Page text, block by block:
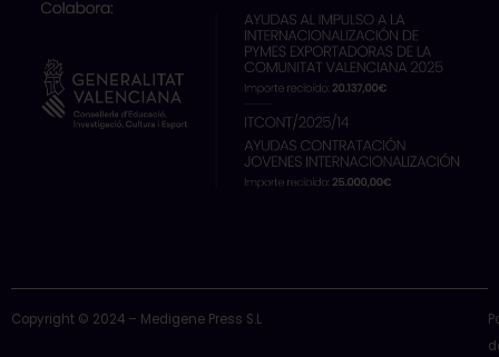
e i
n
r
a
m
Copyright © 2024 – Medigene Press S.L